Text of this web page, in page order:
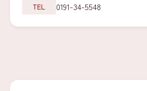
TEL 0191-34-5548